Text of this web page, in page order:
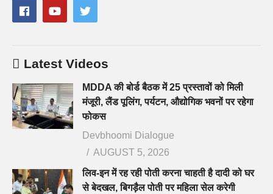
Latest Videos
MDDA की बोर्ड बैठक में 25 प्रस्तावों को मिली
मंजूरी, लैंड पूलिंग, पर्यटन, औद्योगिक भवनों पर रहेगा
फोकस
Devbhoomi Dialogue
AUGUST 5, 2026
लिव-इन में रह रही पोती करना चाहती है दादी को घर
से बेदखल, बिगड़ैल पोती पर महिला सेल करेगी